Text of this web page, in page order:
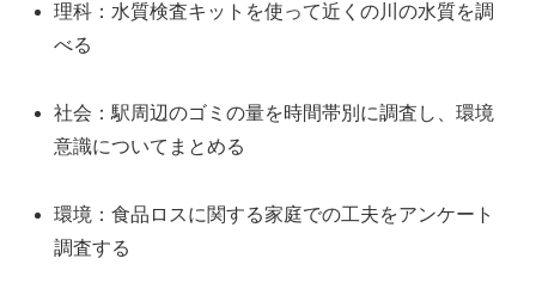
理科：水質検査キットを使って近くの川の水質を調
べる
社会：駅周辺のゴミの量を時間帯別に調査し、環境
意識についてまとめる
環境：食品ロスに関する家庭での工夫をアンケート
調査する